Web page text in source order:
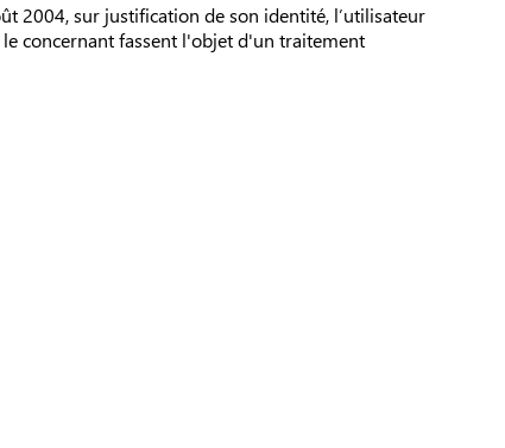
2004, sur justification de son identité, l’utilisateur
concernant fassent l'objet d'un traitement